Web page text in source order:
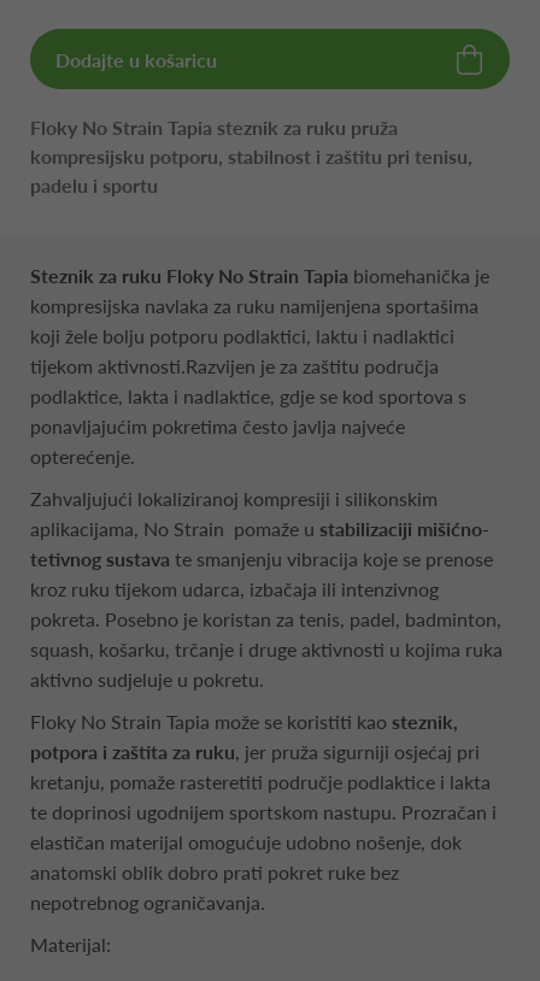
Dodajte u košaricu
Floky No Strain Tapia steznik za ruku pruža
kompresijsku potporu, stabilnost i zaštitu pri tenisu,
padelu i sportu
Steznik za ruku Floky No Strain Tapia biomehanička je
kompresijska navlaka za ruku namijenjena sportašima
koji žele bolju potporu podlaktici, laktu i nadlaktici
tijekom aktivnosti.Razvijen je za zaštitu područja
podlaktice, lakta i nadlaktice, gdje se kod sportova s
ponavljajućim pokretima često javlja najveće
opterećenje.
Zahvaljujući lokaliziranoj kompresiji i silikonskim
aplikacijama, No Strain pomaže u stabilizaciji mišićno-
tetivnog sustava te smanjenju vibracija koje se prenose
kroz ruku tijekom udarca, izbačaja ili intenzivnog
pokreta. Posebno je koristan za tenis, padel, badminton,
squash, košarku, trčanje i druge aktivnosti u kojima ruka
aktivno sudjeluje u pokretu.
Floky No Strain Tapia može se koristiti kao steznik,
potpora i zaštita za ruku, jer pruža sigurniji osjećaj pri
kretanju, pomaže rasteretiti područje podlaktice i lakta
te doprinosi ugodnijem sportskom nastupu. Prozračan i
elastičan materijal omogućuje udobno nošenje, dok
anatomski oblik dobro prati pokret ruke bez
nepotrebnog ograničavanja.
Materijal: